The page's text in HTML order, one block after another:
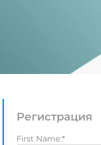
Регистрация
First Name:*